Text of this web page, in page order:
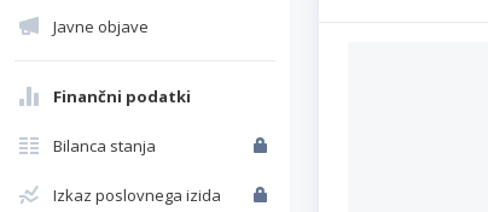
Javne objave
Finančni podatki
Bilanca stanja
Izkaz poslovnega izida